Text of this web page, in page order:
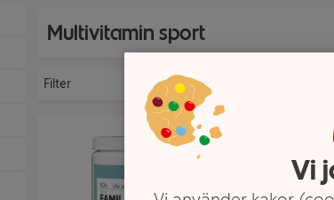
Multivitamin sport
Filter
Vi